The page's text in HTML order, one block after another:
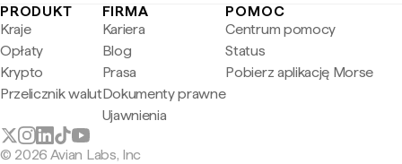
PRODUKT
Kraje
Opłaty
Krypto
Przelicznik walut
FIRMA
Kariera
Blog
Prasa
Dokumenty prawne
Ujawnienia
POMOC
Centrum pomocy
Status
Pobierz aplikację Morse
© 2026 Avian Labs, Inc